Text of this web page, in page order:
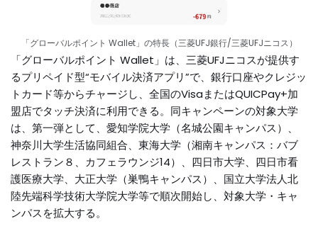
「グローバルポイント Wallet」の特長（三菱UFJ銀行/三菱UFJニコス）
「グローバルポイント Wallet」は、三菱UFJニコスが提供す
るプリペイド型“モバイル決済アプリ”で、銀行口座やクレジッ
トカード等からチャージし、全国のVisaまたはQUICPay+加
盟店でタッチ決済に利用できる。同キャンペーンの対象大学
は、第一弾として、愛知学院大学（名城公園キャンパス）、
神奈川大学生活協同組合、東海大学（湘南キャンパス：バブ
レストラン８、カフェラウンジ14）、四日市大学、四日市看
護医療大学、大正大学（巣鴨キャンパス）、国立大学法人北
陸先端科学技術大学院大学等で順次開始し、対象大学・キャ
ンパスを拡大する。